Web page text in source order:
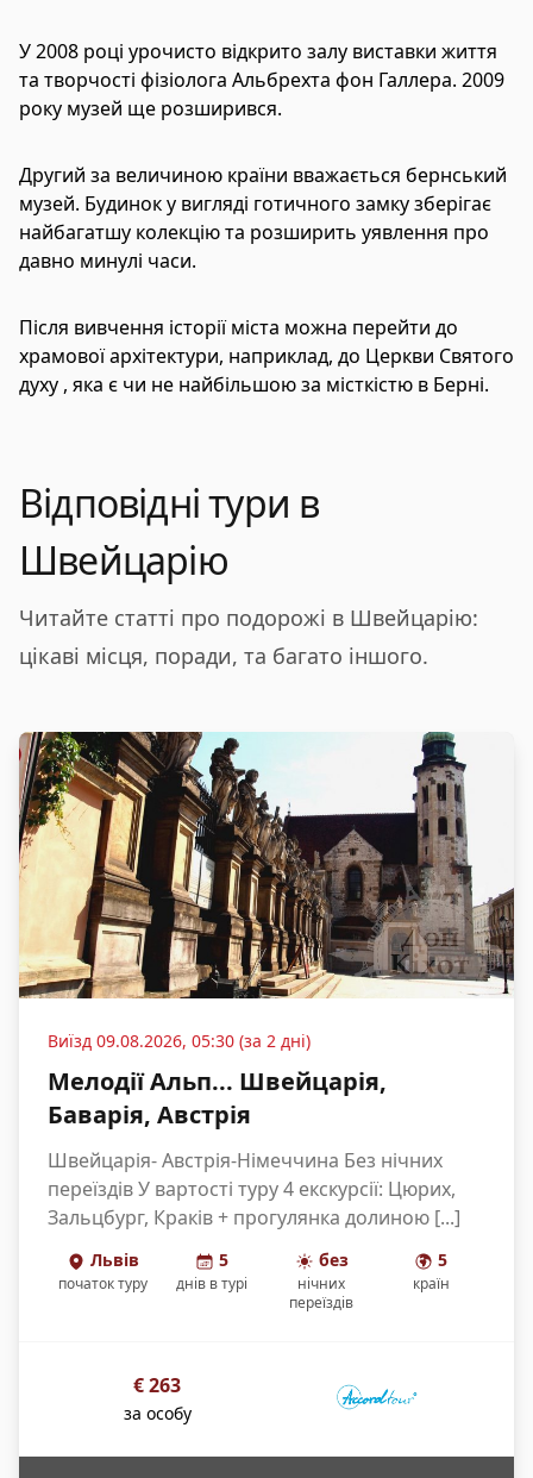
У 2008 році урочисто відкрито залу виставки життя
та творчості фізіолога Альбрехта фон Галлера. 2009
року музей ще розширився.
Другий за величиною країни вважається бернський
музей. Будинок у вигляді готичного замку зберігає
найбагатшу колекцію та розширить уявлення про
давно минулі часи.
Після вивчення історії міста можна перейти до
храмової архітектури, наприклад, до Церкви Святого
духу , яка є чи не найбільшою за місткістю в Берні.
Відповідні тури в
Швейцарію
Читайте статті про подорожі в Швейцарію:
цікаві місця, поради, та багато іншого.
Виїзд 09.08.2026, 05:30 (за 2 дні)
Мелодії Альп... Швейцарія,
Баварія, Австрія
Швейцарія- Австрія-Німеччина Без нічних
переїздів У вартості туру 4 екскурсії: Цюрих,
Зальцбург, Краків + прогулянка долиною [...]
Львів
початок туру
5
днів в турі
без
нічних
переїздів
5
країн
€263
за особу